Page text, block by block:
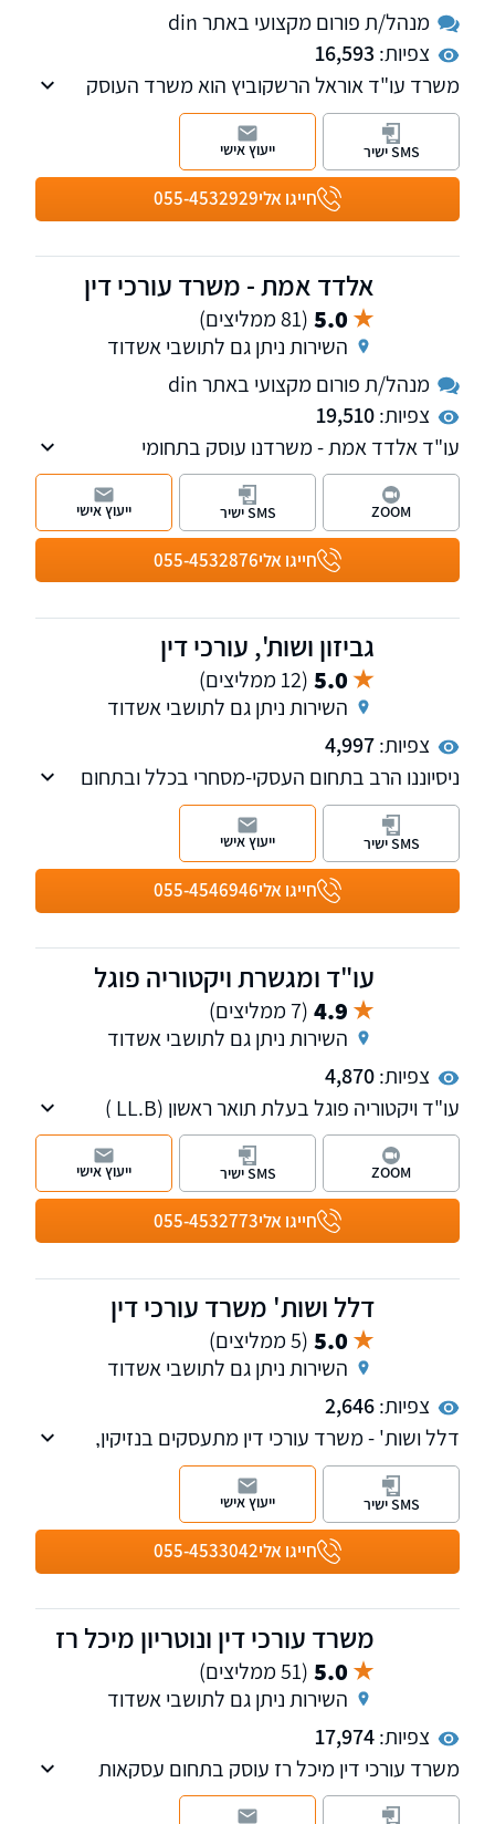
מנהל/ת פורום מקצועי באתר din
צפיות: 16,593
משרד עו"ד אוראל הרשקוביץ הוא משרד העוסק
בתחום האזרחי-מסחרי על רבדיו השונים.
חייגו אלי055-4532929
SMS ישיר ייעוץ אישי
אלדד אמת - משרד עורכי דין
5.0 (81 ממליצים)
השירות ניתן גם לתושבי אשדוד
מנהל/ת פורום מקצועי באתר din
צפיות:19,510
עו"ד אלדד אמת - משרדנו עוסק בתחומי
המקרקעין והאזרחי-מסחרי.
חייגו אלי055-4532876
ZOOM SMS ישיר ייעוץ אישי
גביזון ושות', עורכי דין
5.0 (12 ממליצים)
השירות ניתן גם לתושבי אשדוד
צפיות:4,997
ניסיוננו הרב בתחום העסקי-מסחרי בכלל ובתחום
דיני המס ודיני עבודה בפרט, מתבטא במתן
פתרונות יעילים בסוגיות מורכבות המאפשר מתן
פתרון כולל ונרחב ללקוחותינו.
חייגו אלי055-4546946
SMS ישיר ייעוץ אישי
עו"ד ומגשרת ויקטוריה פוגל
4.9 (7 ממליצים)
השירות ניתן גם לתושבי אשדוד
צפיות:4,870
עו"ד ויקטוריה פוגל בעלת תואר ראשון (LL.B )
ותואר שני (LL.M ) במשפטים, עם כניסתה לעולם
המשפט מיקדה פעילותה לתחום דיני המשפחה,
מקרקעין נדל"ן ותביעות נזיקין.
חייגו אלי055-4532773
ZOOM SMS ישיר ייעוץ אישי
דלל ושות' משרד עורכי דין
5.0 (5 ממליצים)
השירות ניתן גם לתושבי אשדוד
צפיות:2,646
דלל ושות' - משרד עורכי דין מתעסקים בנזיקין,
ביטוח, מקרקעין נדל"ן ,הוצאה לפועל וגביית חובות.
חייגו אלי055-4533042
SMS ישיר ייעוץ אישי
משרד עורכי דין ונוטריון מיכל רז
5.0 (51 ממליצים)
השירות ניתן גם לתושבי אשדוד
צפיות:17,974
משרד עורכי דין מיכל רז עוסק בתחום עסקאות
נדל"ן: